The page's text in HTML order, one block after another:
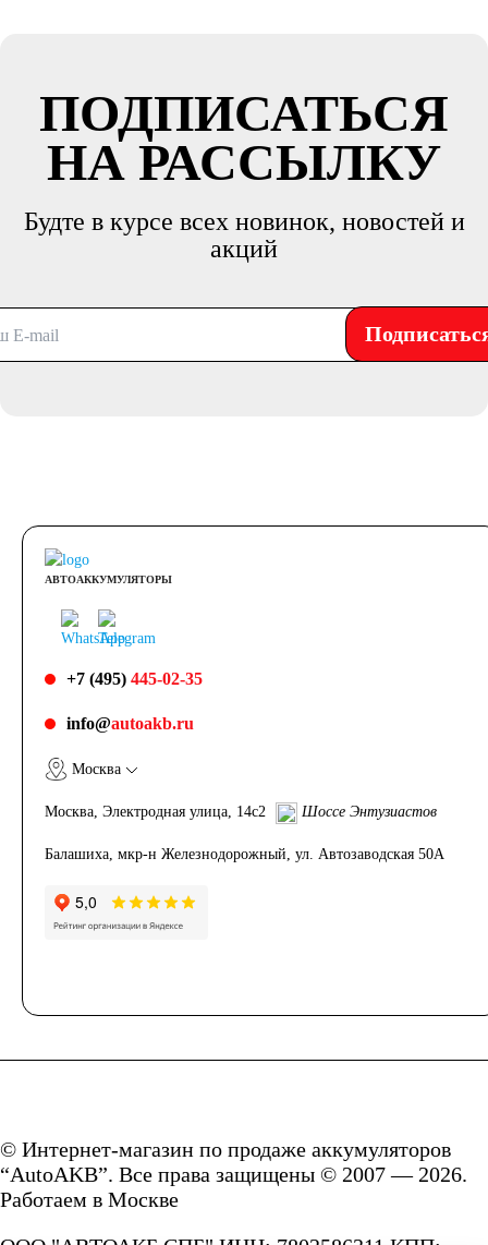
ПОДПИСАТЬСЯ
НА РАССЫЛКУ
Будте в курсе всех новинок, новостей и
акций
АВТОАККУМУЛЯТОРЫ
+7 (495) 445-02-35
info@autoakb.ru
Москва
Москва, Электродная улица, 14с2 Шоссе Энтузиастов
Балашиха, мкр-н Железнодорожный, ул. Автозаводская 50А
© Интернет-магазин по продаже аккумуляторов
“AutoAKB”. Все права защищены © 2007 — 2026.
Работаем в Москве